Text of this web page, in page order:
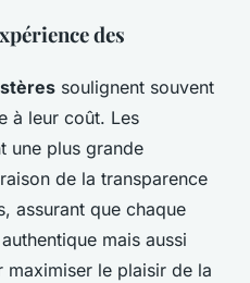
des
soulignent souvent
à leur coût. Les
une plus grande
de la transparence
assurant que chaque
mais aussi
maximiser le plaisir de la